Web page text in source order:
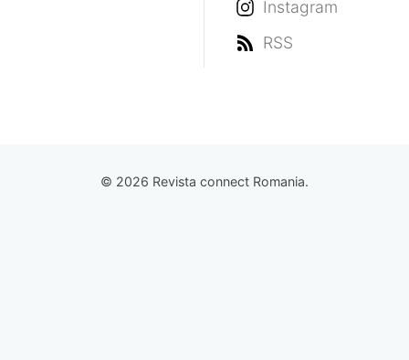
Instagram
RSS
© 2026 Revista connect Romania.